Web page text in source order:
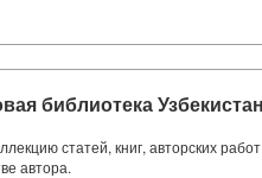
библиотека
статей, книг, авторских
автора.